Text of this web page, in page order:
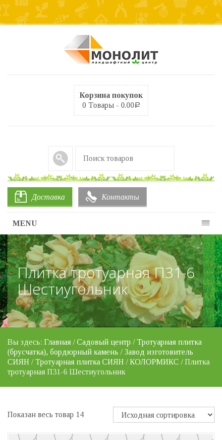
Корзина покупок
0 Товары - 0.00Р
Доставка Контакты
MENU
Плитка тротуарная П31-6
Шестиугольник
Вы здесь: Главная /Садовый центр /Тротуарная плитка
(брусчатка), бордюрный камень / Завод изготовитель
СИЯН /Тротуарная плитка СИЯН /КОЛОРМИКС / Плитка
тротуарная П31-6 Шестиугольник
Показан весь товар 14